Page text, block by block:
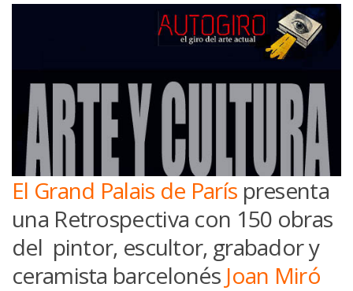
El Grand Palais de París presenta
una Retrospectiva con 150 obras
del pintor, escultor, grabador y
ceramista barcelonés Joan Miró